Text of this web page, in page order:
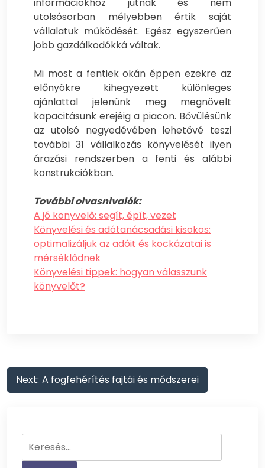
információkhoz jutnak és nem
utolsósorban mélyebben értik saját
vállalatuk működését. Egész egyszerűen
jobb gazdálkodókká váltak.
Mi most a fentiek okán éppen ezekre az
előnyökre kihegyezett különleges
ajánlattal jelenünk meg megnövelt
kapacitásunk erejéig a piacon. Bővülésünk
az utolsó negyedévében lehetővé teszi
további 31 vállalkozás könyvelését ilyen
árazási rendszerben a fenti és alábbi
konstrukciókban.
További olvasnivalók:
A jó könyvelő: segít, épít, vezet
Könyvelési és adótanácsadási kisokos:
optimalizáljuk az adóit és kockázatai is
mérséklődnek
Könyvelési tippek: hogyan válasszunk
könyvelőt?
Bejegyzés
navigáció
Next: A fogfehérítés fajtái és módszerei
Keresés: